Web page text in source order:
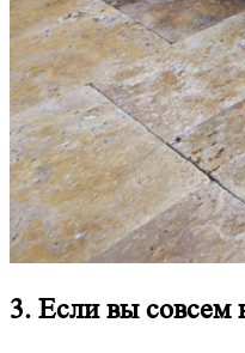
3. Если вы совсем